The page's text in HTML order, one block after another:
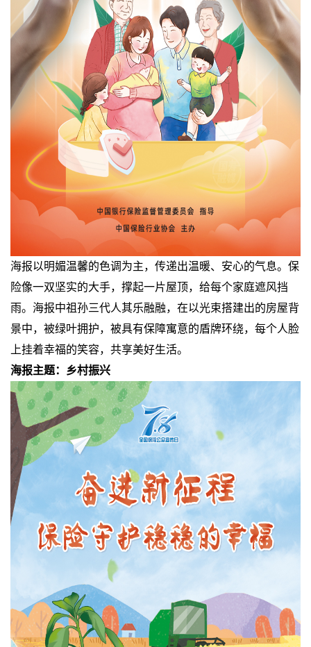
海报以明媚温馨的色调为主，传递出温暖、安心的气息。保
险像一双坚实的大手，撑起一片屋顶，给每个家庭遮风挡
雨。海报中祖孙三代人其乐融融，在以光束搭建出的房屋背
景中，被绿叶拥护，被具有保障寓意的盾牌环绕，每个人脸
上挂着幸福的笑容，共享美好生活。
海报主题：乡村振兴